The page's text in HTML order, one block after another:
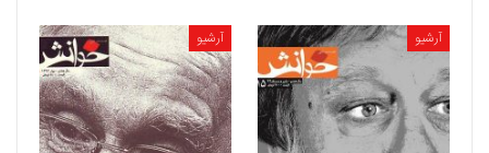
آرشیو آرشیو